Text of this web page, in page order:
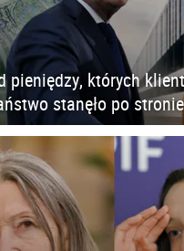
pieniędzy, których
stanęło po